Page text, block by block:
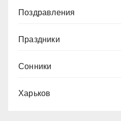
Поздравления
Праздники
Сонники
Харьков